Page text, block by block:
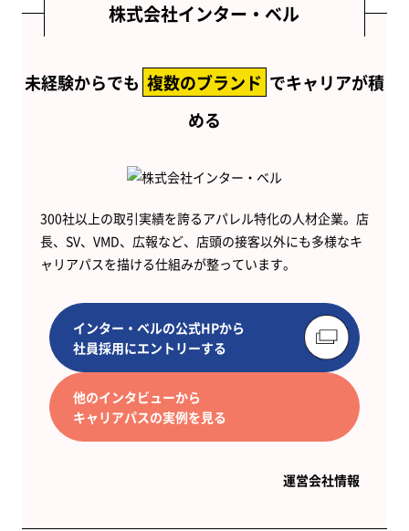
株式会社インター・ベル
未経験からでも 複数のブランド でキャリアが積
める
300社以上の取引実績を誇るアパレル特化の人材企業。店
長、SV、VMD、広報など、店頭の接客以外にも多様なキ
ャリアパスを描ける仕組みが整っています。
インター・ベルの公式HPから
社員採用にエントリーする
他のインタビューから
キャリアパスの実例を見る
運営会社情報